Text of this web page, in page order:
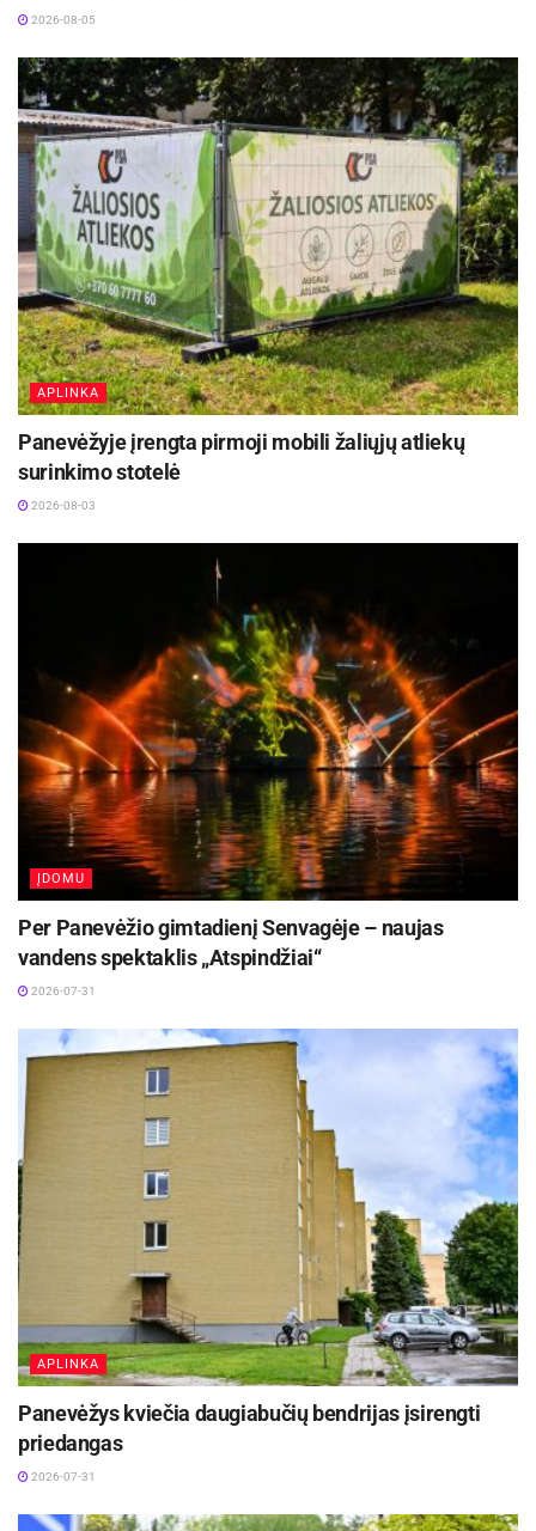
Šis sprendimas priimtas siekiant pagerinti
paslaugų prieinamumą, užtikrinti jų
kompleksiškumą ir patogesnį gyventojų
aptarnavimą. Panevėžio socialinių paslaugų
centre nėra pietų pertraukos, todėl gyventojai gali
kreiptis visos darbo dienos metu.
Telefonas pasiteirauti: +370 670 30 326,
+370 45 583 741.
Adresas: A. Mackevičiaus 55 A, Panevėžys.
Panevėžio miesto savivaldybė ragina gyventojus
atkreipti dėmesį į pasikeitusią tvarką ir naudotis
patogesniu prašymų priėmimu Panevėžio
Panevėžio miesto savivaldybė
Panevėžio miesto savivaldybė
2026-08-05
APLINKA
Panevėžyje įrengta pirmoji mobili žaliųjų atliekų
surinkimo stotelė
2026-08-03
ĮDOMU
Per Panevėžio gimtadienį Senvagėje – naujas
vandens spektaklis „Atspindžiai“
2026-07-31
APLINKA
Panevėžys kviečia daugiabučių bendrijas įsirengti
priedangas
2026-07-31